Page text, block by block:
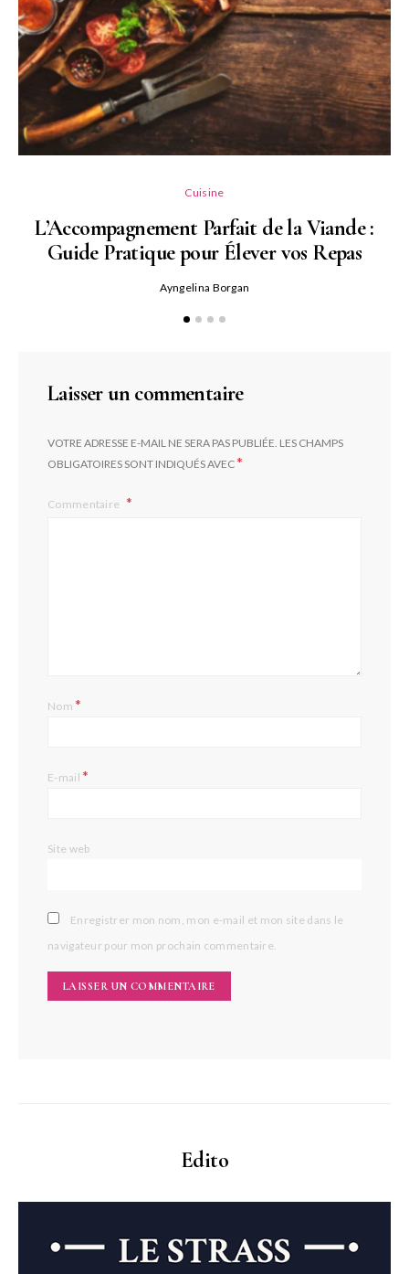
Cuisine
L’Accompagnement Parfait de la Viande :
Guide Pratique pour Élever vos Repas
Ayngelina Borgan
Laisser un commentaire
VOTRE ADRESSE E-MAIL NE SERA PAS PUBLIÉE. LES CHAMPS
OBLIGATOIRES SONT INDIQUÉS AVEC*
Commentaire
Nom*
E-mail*
Site web
Enregistrer mon nom, mon e-mail et mon site dans le
navigateur pour mon prochain commentaire.
Edito